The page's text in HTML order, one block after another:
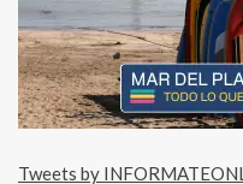
Tweets by INFORMATEONL